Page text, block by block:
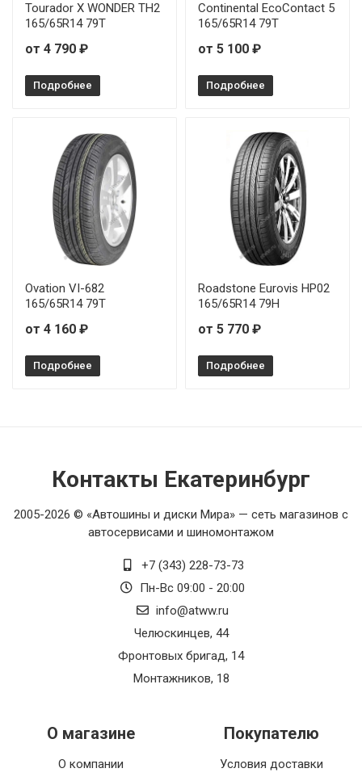
Tourador X WONDER TH2
165/65R14 79T
от 4 790 ₽
Подробнее
Continental EcoContact 5
165/65R14 79T
от 5 100 ₽
Подробнее
Ovation VI-682
165/65R14 79T
от 4 160 ₽
Подробнее
Roadstone Eurovis HP02
165/65R14 79H
от 5 770 ₽
Подробнее
Контакты Екатеринбург
2005-2026 © «Автошины и диски Мира» — сеть магазинов с
автосервисами и шиномонтажом
+7 (343) 228-73-73
Пн-Вс 09:00 - 20:00
info@atww.ru
Челюскинцев, 44
Фронтовых бригад, 14
Монтажников, 18
О магазине
О компании
Покупателю
Условия доставки